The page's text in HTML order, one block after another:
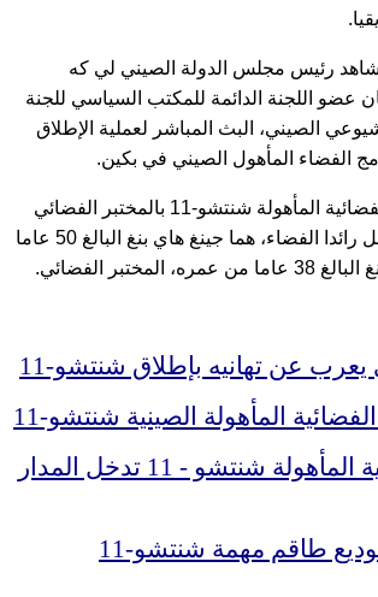
رئيس مجلس الدولة الصيني لي كه
عضو اللجنة الدائمة للمكتب السياسي للجنة
الصيني، البث المباشر لعملية الإطلاق
الفضاء المأهول الصيني في بكين.
وستلتحم المركبة الفضائية المأهولة شنتشو-11 بالمختبر الفضائي
تيانقونغ-2، ثم سيدخل رائدا الفضاء، هما جينغ هاي بنغ البالغ 50 عاما
الفضائي.
يعرب عن تهانيه بإطلاق شنتشو-11
المأهولة الصينية شنتشو-11
المركبة الفضائية المأهولة شنتشو - 11 تدخل المدار
اجراء مراسم توديع طاقم مهمة شنتشو-11